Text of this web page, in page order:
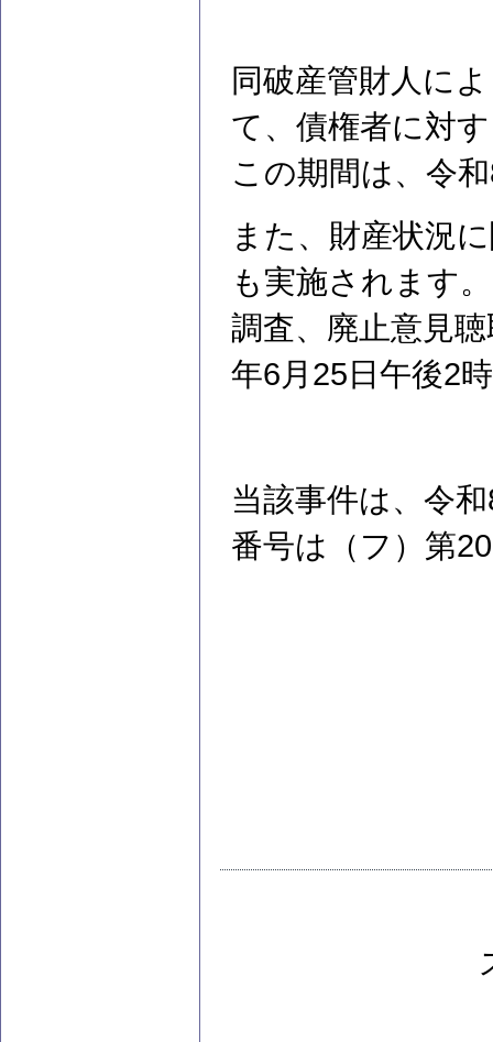
同破産管財人に
て、債権者に対
この期間は、令
また、財産状況
も実施されます
調査、廃止意見
年6月25日午後2
当該事件は、令
番号は（フ）第